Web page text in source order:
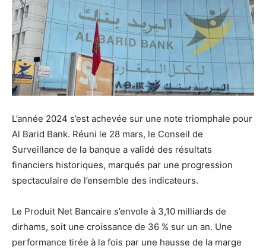
L’année 2024 s’est achevée sur une note triomphale pour
Al Barid Bank. Réuni le 28 mars, le Conseil de
Surveillance de la banque a validé des résultats
financiers historiques, marqués par une progression
spectaculaire de l’ensemble des indicateurs.
Le Produit Net Bancaire s’envole à 3,10 milliards de
dirhams, soit une croissance de 36 % sur un an. Une
performance tirée à la fois par une hausse de la marge